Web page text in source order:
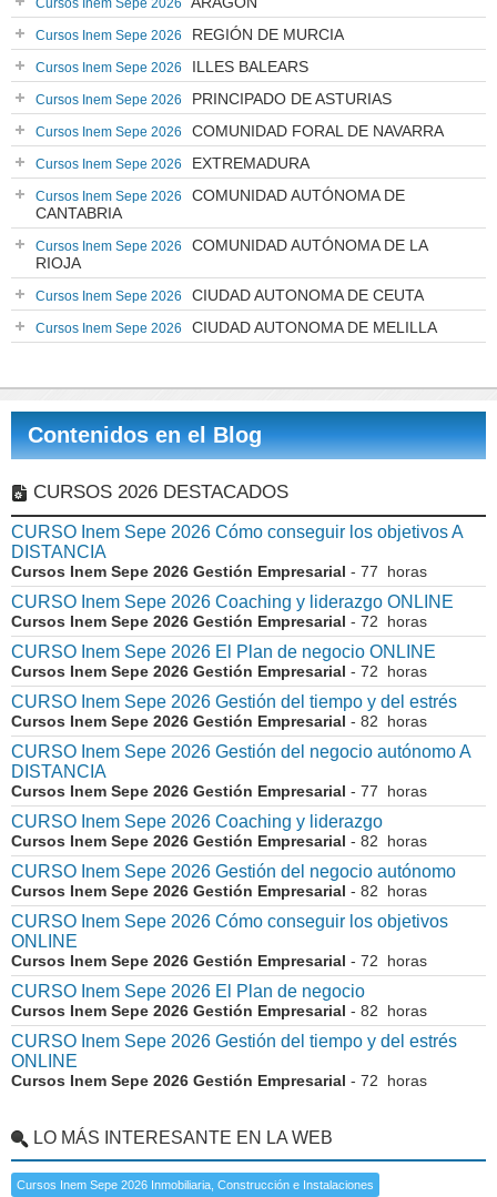
Cursos Inem Sepe 2026
Cursos Inem Sepe 2026 REGIÓN DE MURCIA
Cursos Inem Sepe 2026 ILLES BALEARS
Cursos Inem Sepe 2026 PRINCIPADO DE ASTURIAS
Cursos Inem Sepe 2026 COMUNIDAD FORAL DE NAVARRA
Cursos Inem Sepe 2026 EXTREMADURA
Cursos Inem Sepe 2026
COMUNIDAD AUTÓNOMA DE
CANTABRIA
Cursos Inem Sepe 2026
COMUNIDAD AUTÓNOMA DE LA
RIOJA
Cursos Inem Sepe 2026 CIUDAD AUTONOMA DE CEUTA
Cursos Inem Sepe 2026 CIUDAD AUTONOMA DE MELILLA
Contenidos en el Blog
CURSOS 2026 DESTACADOS
CURSO Inem Sepe 2026 Cómo conseguir los objetivos A
DISTANCIA
Cursos Inem Sepe 2026 Gestión Empresarial - 77 horas
CURSO Inem Sepe 2026 Coaching y liderazgo ONLINE
Cursos Inem Sepe 2026 Gestión Empresarial - 72 horas
CURSO Inem Sepe 2026 El Plan de negocio ONLINE
Cursos Inem Sepe 2026 Gestión Empresarial - 72 horas
CURSO Inem Sepe 2026 Gestión del tiempo y del estrés
Cursos Inem Sepe 2026 Gestión Empresarial - 82 horas
CURSO Inem Sepe 2026 Gestión del negocio autónomo A
DISTANCIA
Cursos Inem Sepe 2026 Gestión Empresarial - 77 horas
CURSO Inem Sepe 2026 Coaching y liderazgo
Cursos Inem Sepe 2026 Gestión Empresarial - 82 horas
CURSO Inem Sepe 2026 Gestión del negocio autónomo
Cursos Inem Sepe 2026 Gestión Empresarial - 82 horas
CURSO Inem Sepe 2026 Cómo conseguir los objetivos
ONLINE
Cursos Inem Sepe 2026 Gestión Empresarial - 72 horas
CURSO Inem Sepe 2026 El Plan de negocio
Cursos Inem Sepe 2026 Gestión Empresarial - 82 horas
CURSO Inem Sepe 2026 Gestión del tiempo y del estrés
ONLINE
Cursos Inem Sepe 2026 Gestión Empresarial - 72 horas
LO MÁS INTERESANTE EN LA WEB
Cursos Inem Sepe 2026 Inmobiliaria, Construcción e Instalaciones